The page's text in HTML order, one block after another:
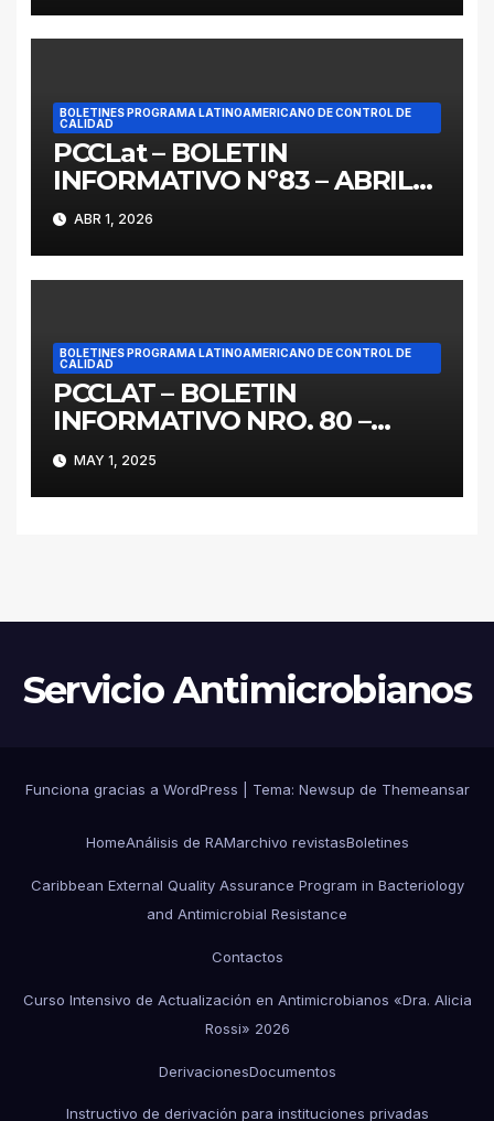
BOLETINES PROGRAMA LATINOAMERICANO DE CONTROL DE
CALIDAD
PCCLat – BOLETIN
INFORMATIVO Nº83 – ABRIL
2026
ABR 1, 2026
BOLETINES PROGRAMA LATINOAMERICANO DE CONTROL DE
CALIDAD
PCCLAT – BOLETIN
INFORMATIVO NRO. 80 –
MAYO 2025
MAY 1, 2025
Servicio Antimicrobianos
Funciona gracias a WordPress Tema: Newsup de Themeansar
HomeAnálisis de RAMarchivo revistasBoletines
Caribbean External Quality Assurance Program in Bacteriology
and Antimicrobial Resistance
Contactos
Curso Intensivo de Actualización en Antimicrobianos «Dra. Alicia
Rossi» 2026
DerivacionesDocumentos
Instructivo de derivación para instituciones privadas